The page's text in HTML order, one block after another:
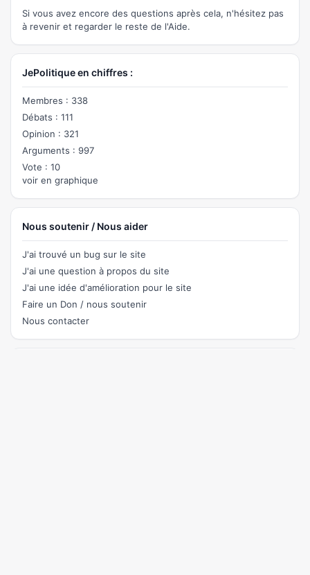
Si vous avez encore des questions après cela, n'hésitez pas
à revenir et regarder le reste de l'Aide.
JePolitique en chiffres :
Membres : 338
Débats : 111
Opinion : 321
Arguments : 997
Vote : 10
voir en graphique
Nous soutenir / Nous aider
J'ai trouvé un bug sur le site
J'ai une question à propos du site
J'ai une idée d'amélioration pour le site
Faire un Don / nous soutenir
Nous contacter